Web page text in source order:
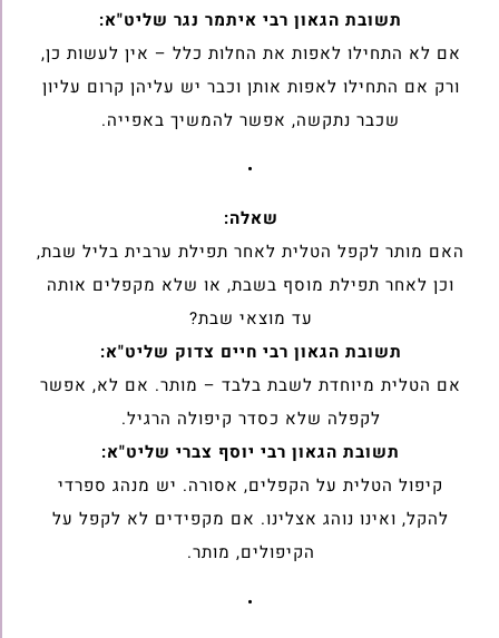
תשובת הגאון רבי איתמר נגר שליט"א:
אם לא התחילו לאפות את החלות כלל – אין לעשות כן,
ורק אם התחילו לאפות אותן וכבר יש עליהן קרום עליון
שכבר נתקשה, אפשר להמשיך באפייה.
•
שאלה:
האם מותר לקפל הטלית לאחר תפילת ערבית בליל שבת,
וכן לאחר תפילת מוסף בשבת, או שלא מקפלים אותה
עד מוצאי שבת?
תשובת הגאון רבי חיים צדוק שליט"א:
אם הטלית מיוחדת לשבת בלבד – מותר. אם לא, אפשר
לקפלה שלא כסדר קיפולה הרגיל.
תשובת הגאון רבי יוסף צברי שליט"א:
קיפול הטלית על הקפלים, אסורה. יש מנהג ספרדי
להקל, ואינו נוהג אצלינו. אם מקפידים לא לקפל על
הקיפולים, מותר.
•